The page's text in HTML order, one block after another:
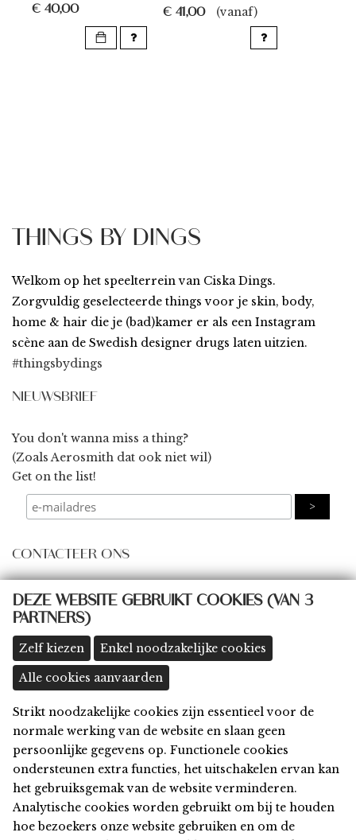
€ 40,00
€ 41,00
(vanaf)
DEZE WEBSITE GEBRUIKT COOKIES (VAN 3
PARTNERS)
Zelf kiezen Enkel noodzakelijke cookies
Alle cookies aanvaarden
Strikt noodzakelijke cookies zijn essentieel voor de
normale werking van de website en slaan geen
persoonlijke gegevens op. Functionele cookies
ondersteunen extra functies, het uitschakelen ervan kan
het gebruiksgemak van de website verminderen.
Analytische cookies worden gebruikt om bij te houden
hoe bezoekers onze website gebruiken en om de
THINGS BY DINGS
Welkom op het speelterrein van Ciska Dings.
Zorgvuldig geselecteerde things voor je skin, body,
home & hair die je (bad)kamer er als een Instagram
scène aan de Swedish designer drugs laten uitzien.
#thingsbydings
NIEUWSBRIEF
You don't wanna miss a thing?
(Zoals Aerosmith dat ook niet wil)
Get on the list!
CONTACTEER ONS
some@thingsbydings.com
@thingsbydings
shop: Klein Boom 8A, 2580 Putte(meer details >>)
Home
Shop
Privacy
Algemene Voorwaarden
Disclaimer
Cookies